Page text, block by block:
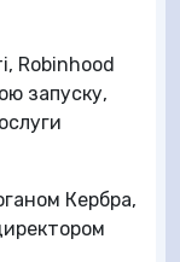
Robinhood
запуску,
Кербра,